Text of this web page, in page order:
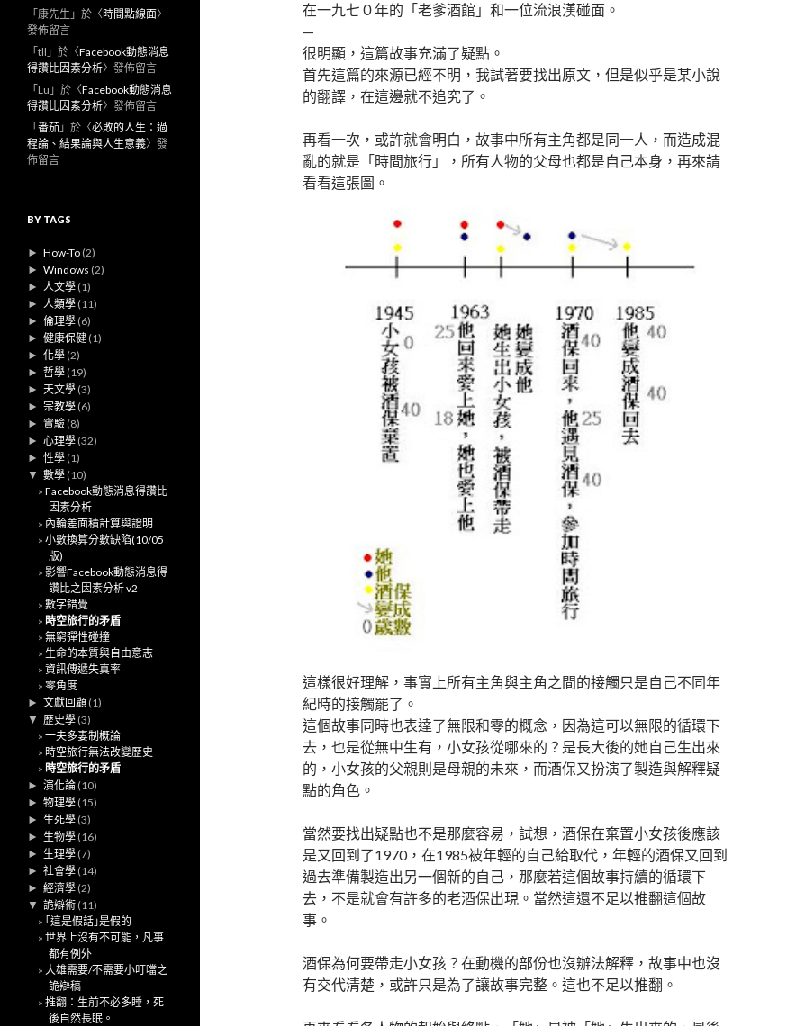
在一九七０年的「老爹酒館」和一位流浪漢碰面。
—
很明顯，這篇故事充滿了疑點。
首先這篇的來源已經不明，我試著要找出原文，但是似乎是某小說
的翻譯，在這邊就不追究了。
再看一次，或許就會明白，故事中所有主角都是同一人，而造成混
亂的就是「時間旅行」，所有人物的父母也都是自己本身，再來請
看看這張圖。
這樣很好理解，事實上所有主角與主角之間的接觸只是自己不同年
紀時的接觸罷了。
這個故事同時也表達了無限和零的概念，因為這可以無限的循環下
去，也是從無中生有，小女孩從哪來的？是長大後的她自己生出來
的，小女孩的父親則是母親的未來，而酒保又扮演了製造與解釋疑
點的角色。
當然要找出疑點也不是那麼容易，試想，酒保在棄置小女孩後應該
是又回到了1970，在1985被年輕的自己給取代，年輕的酒保又回到
過去準備製造出另一個新的自己，那麼若這個故事持續的循環下
去，不是就會有許多的老酒保出現。當然這還不足以推翻這個故
事。
酒保為何要帶走小女孩？在動機的部份也沒辦法解釋，故事中也沒
有交代清楚，或許只是為了讓故事完整。這也不足以推翻。
「 康先生 」於〈時間點線面〉
發佈留言
「 tll 」於〈Facebook動態消息
得讚比因素分析〉發佈留言
「 Lu 」於〈Facebook動態消息
得讚比因素分析〉發佈留言
「 番茄 」於〈必敗的人生：過
程論、結果論與人生意義〉發
佈留言
BY TAGS
► How-To (2)
► Windows (2)
► 人文學 (1)
► 人類學 (11)
► 倫理學 (6)
► 健康保健 (1)
► 化學 (2)
► 哲學 (19)
► 天文學 (3)
► 宗教學 (6)
► 實驗 (8)
► 心理學 (32)
► 性學 (1)
▼ 數學 (10)
Facebook動態消息得讚比
因素分析
內輪差面積計算與證明
小數換算分數缺陷(10/05
版)
影響Facebook動態消息得
讚比之因素分析 v2
數字錯覺
時空旅行的矛盾
無窮彈性碰撞
生命的本質與自由意志
資訊傳遞失真率
零角度
► 文獻回顧 (1)
▼ 歷史學 (3)
一夫多妻制概論
時空旅行無法改變歷史
時空旅行的矛盾
► 演化論 (10)
► 物理學 (15)
► 生死學 (3)
► 生物學 (16)
► 生理學 (7)
► 社會學 (14)
► 經濟學 (2)
▼ 詭辯術 (11)
｢這是假話｣是假的
世界上沒有不可能，凡事
都有例外
大雄需要/不需要小叮噹之
詭辯稿
推翻：生前不必多睡，死
後自然長眠。